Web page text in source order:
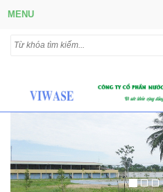
MENU